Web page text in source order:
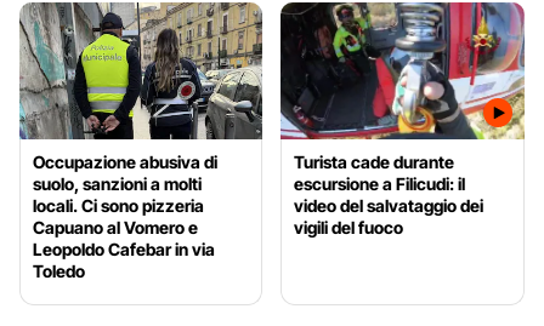
Occupazione abusiva di
suolo, sanzioni a molti
locali. Ci sono pizzeria
Capuano al Vomero e
Leopoldo Cafebar in via
Toledo
Turista cade durante
escursione a Filicudi: il
video del salvataggio dei
vigili del fuoco